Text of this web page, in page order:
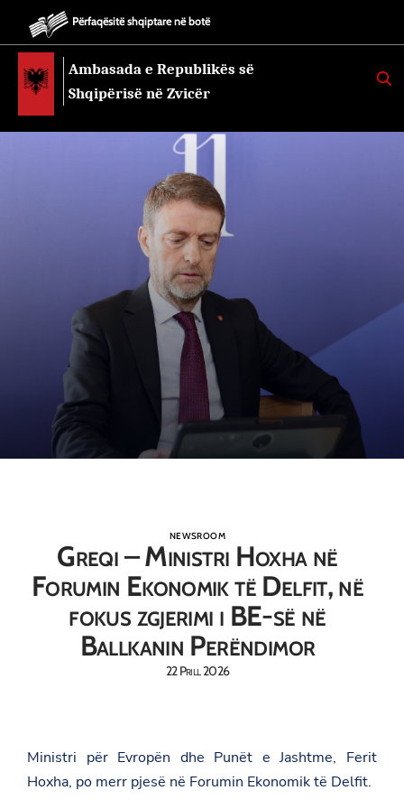
Përfaqësitë shqiptare në botë
Ambasada e Republikës së
Shqipërisë në Zvicër
K
E
NEWSROOM
Greqi – Ministri Hoxha në
Forumin Ekonomik të Delfit, në
fokus zgjerimi i BE-së në
Ballkanin Perëndimor
22 Prill 2026
Ministri për Evropën dhe Punët e Jashtme, Ferit
Hoxha, po merr pjesë në Forumin Ekonomik të Delfit.